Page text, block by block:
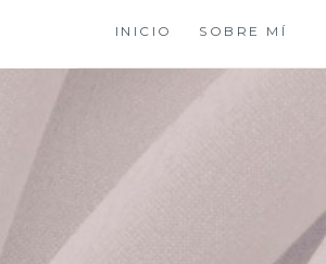
contenido
INICIO SOBRE MÍ
XIOMY